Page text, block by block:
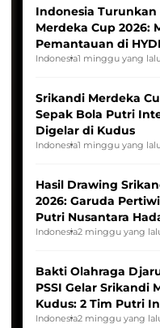
Indonesia
Merdeka Cup 2026:
Pemantauan di
League
Indonesia1 minggu yang
Srikandi Merdeka
Sepak Bola Putri
Digelar di Kudus
Indonesia1 minggu yang
Hasil Drawing
2026: Garuda
Putri Nusantara
Indonesia2 minggu yang
Bakti Olahraga
PSSI Gelar Srikandi
Kudus: 2 Tim Putri
Tim Asia
Indonesia2 minggu yang